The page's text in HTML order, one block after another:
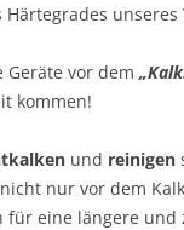
unseres
Geräte vor dem
kommen!
und reinigen
nur vor dem
für eine längere und